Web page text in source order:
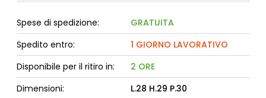
Spese di spedizione:
GRATUITA
Spedito entro:
1 GIORNO LAVORATIVO
Disponibile per il ritiro in:
2 ORE
Dimensioni:
L.28 H.29 P.30